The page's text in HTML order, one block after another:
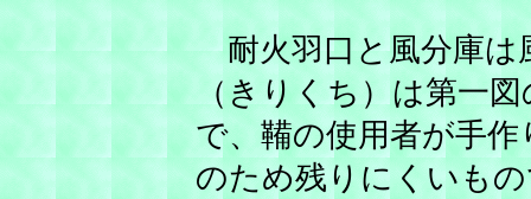
耐火羽口と風分庫は
（きりくち）は第一
で、鞴の使用者が手
のため残りにくいも